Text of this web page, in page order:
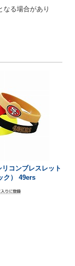
なる場合があり
コンブレスレット
ク） 49ers